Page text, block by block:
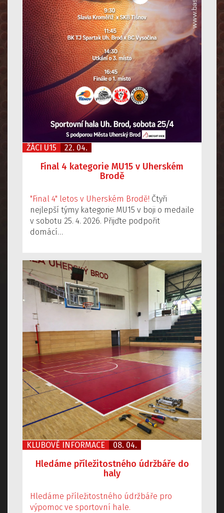
ŽÁCI U15 22. 04.
Final 4 kategorie MU15 v Uherském
Brodě
"Final 4" letos v Uherském Brodě! Čtyři
nejlepší týmy kategorie MU15 v boji o medaile
v sobotu 25. 4. 2026. Přijďte podpořit
domácí…
KLUBOVÉ INFORMACE 08. 04.
Hledáme příležitostného údržbáře do
haly
Hledáme příležitostného údržbáře pro
výpomoc ve sportovní hale.